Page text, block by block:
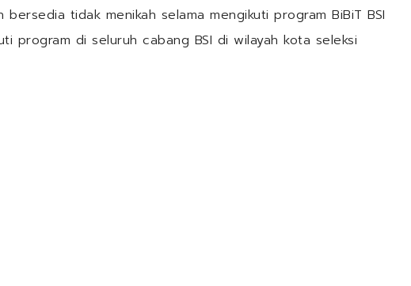
bersedia tidak menikah selama mengikuti program BiBiT BSI
program di seluruh cabang BSI di wilayah kota seleksi